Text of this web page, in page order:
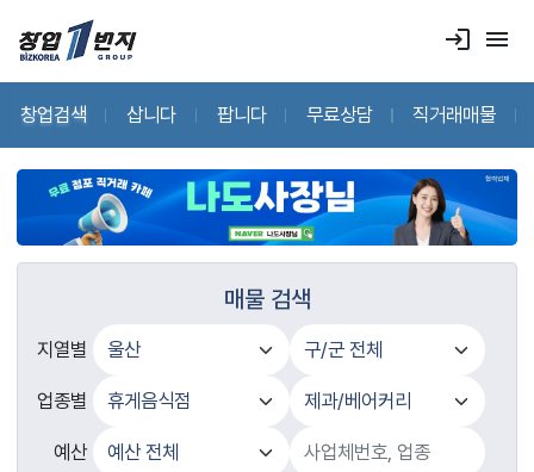
login menu
창업검색 삽니다 팝니다 무료상담 직거래매물
매물 검색
지열별
업종별
예산